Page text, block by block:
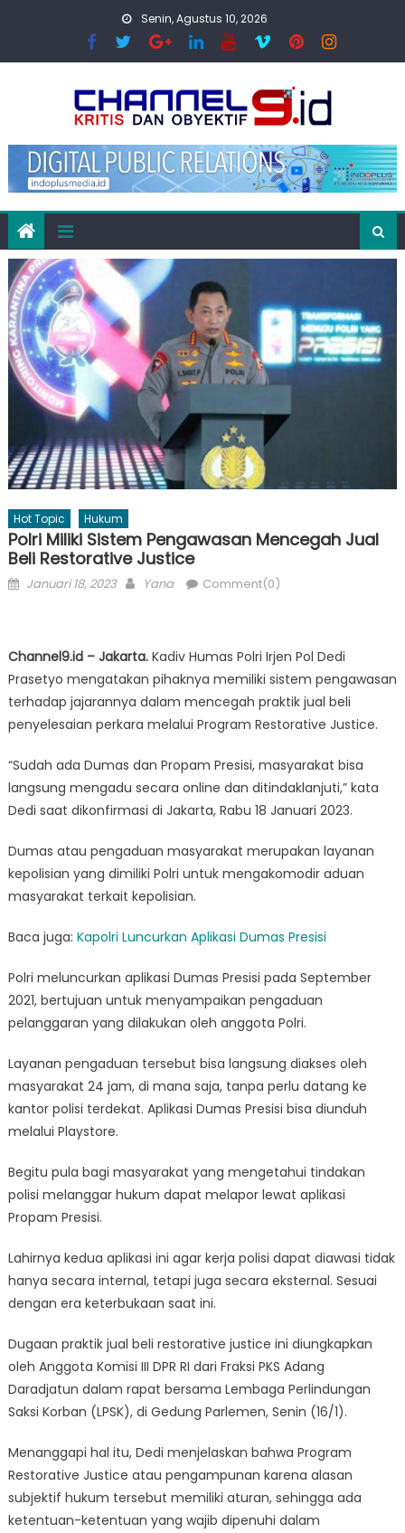
Senin, Agustus 10, 2026
Hot Topic Hukum
Polri Miliki Sistem Pengawasan Mencegah Jual
Beli Restorative Justice
Posted
Januari 18, 2023 Author
Yana Comment(0)
Channel9.id – Jakarta. Kadiv Humas Polri Irjen Pol Dedi
Prasetyo mengatakan pihaknya memiliki sistem pengawasan
terhadap jajarannya dalam mencegah praktik jual beli
penyelesaian perkara melalui Program Restorative Justice.
“Sudah ada Dumas dan Propam Presisi, masyarakat bisa
langsung mengadu secara online dan ditindaklanjuti,” kata
Dedi saat dikonfirmasi di Jakarta, Rabu 18 Januari 2023.
Dumas atau pengaduan masyarakat merupakan layanan
kepolisian yang dimiliki Polri untuk mengakomodir aduan
masyarakat terkait kepolisian.
Baca juga: Kapolri Luncurkan Aplikasi Dumas Presisi
Polri meluncurkan aplikasi Dumas Presisi pada September
2021, bertujuan untuk menyampaikan pengaduan
pelanggaran yang dilakukan oleh anggota Polri.
Layanan pengaduan tersebut bisa langsung diakses oleh
masyarakat 24 jam, di mana saja, tanpa perlu datang ke
kantor polisi terdekat. Aplikasi Dumas Presisi bisa diunduh
melalui Playstore.
Begitu pula bagi masyarakat yang mengetahui tindakan
polisi melanggar hukum dapat melapor lewat aplikasi
Propam Presisi.
Lahirnya kedua aplikasi ini agar kerja polisi dapat diawasi tidak
hanya secara internal, tetapi juga secara eksternal. Sesuai
dengan era keterbukaan saat ini.
Dugaan praktik jual beli restorative justice ini diungkapkan
oleh Anggota Komisi III DPR RI dari Fraksi PKS Adang
Daradjatun dalam rapat bersama Lembaga Perlindungan
Saksi Korban (LPSK), di Gedung Parlemen, Senin (16/1).
Menanggapi hal itu, Dedi menjelaskan bahwa Program
Restorative Justice atau pengampunan karena alasan
subjektif hukum tersebut memiliki aturan, sehingga ada
ketentuan-ketentuan yang wajib dipenuhi dalam